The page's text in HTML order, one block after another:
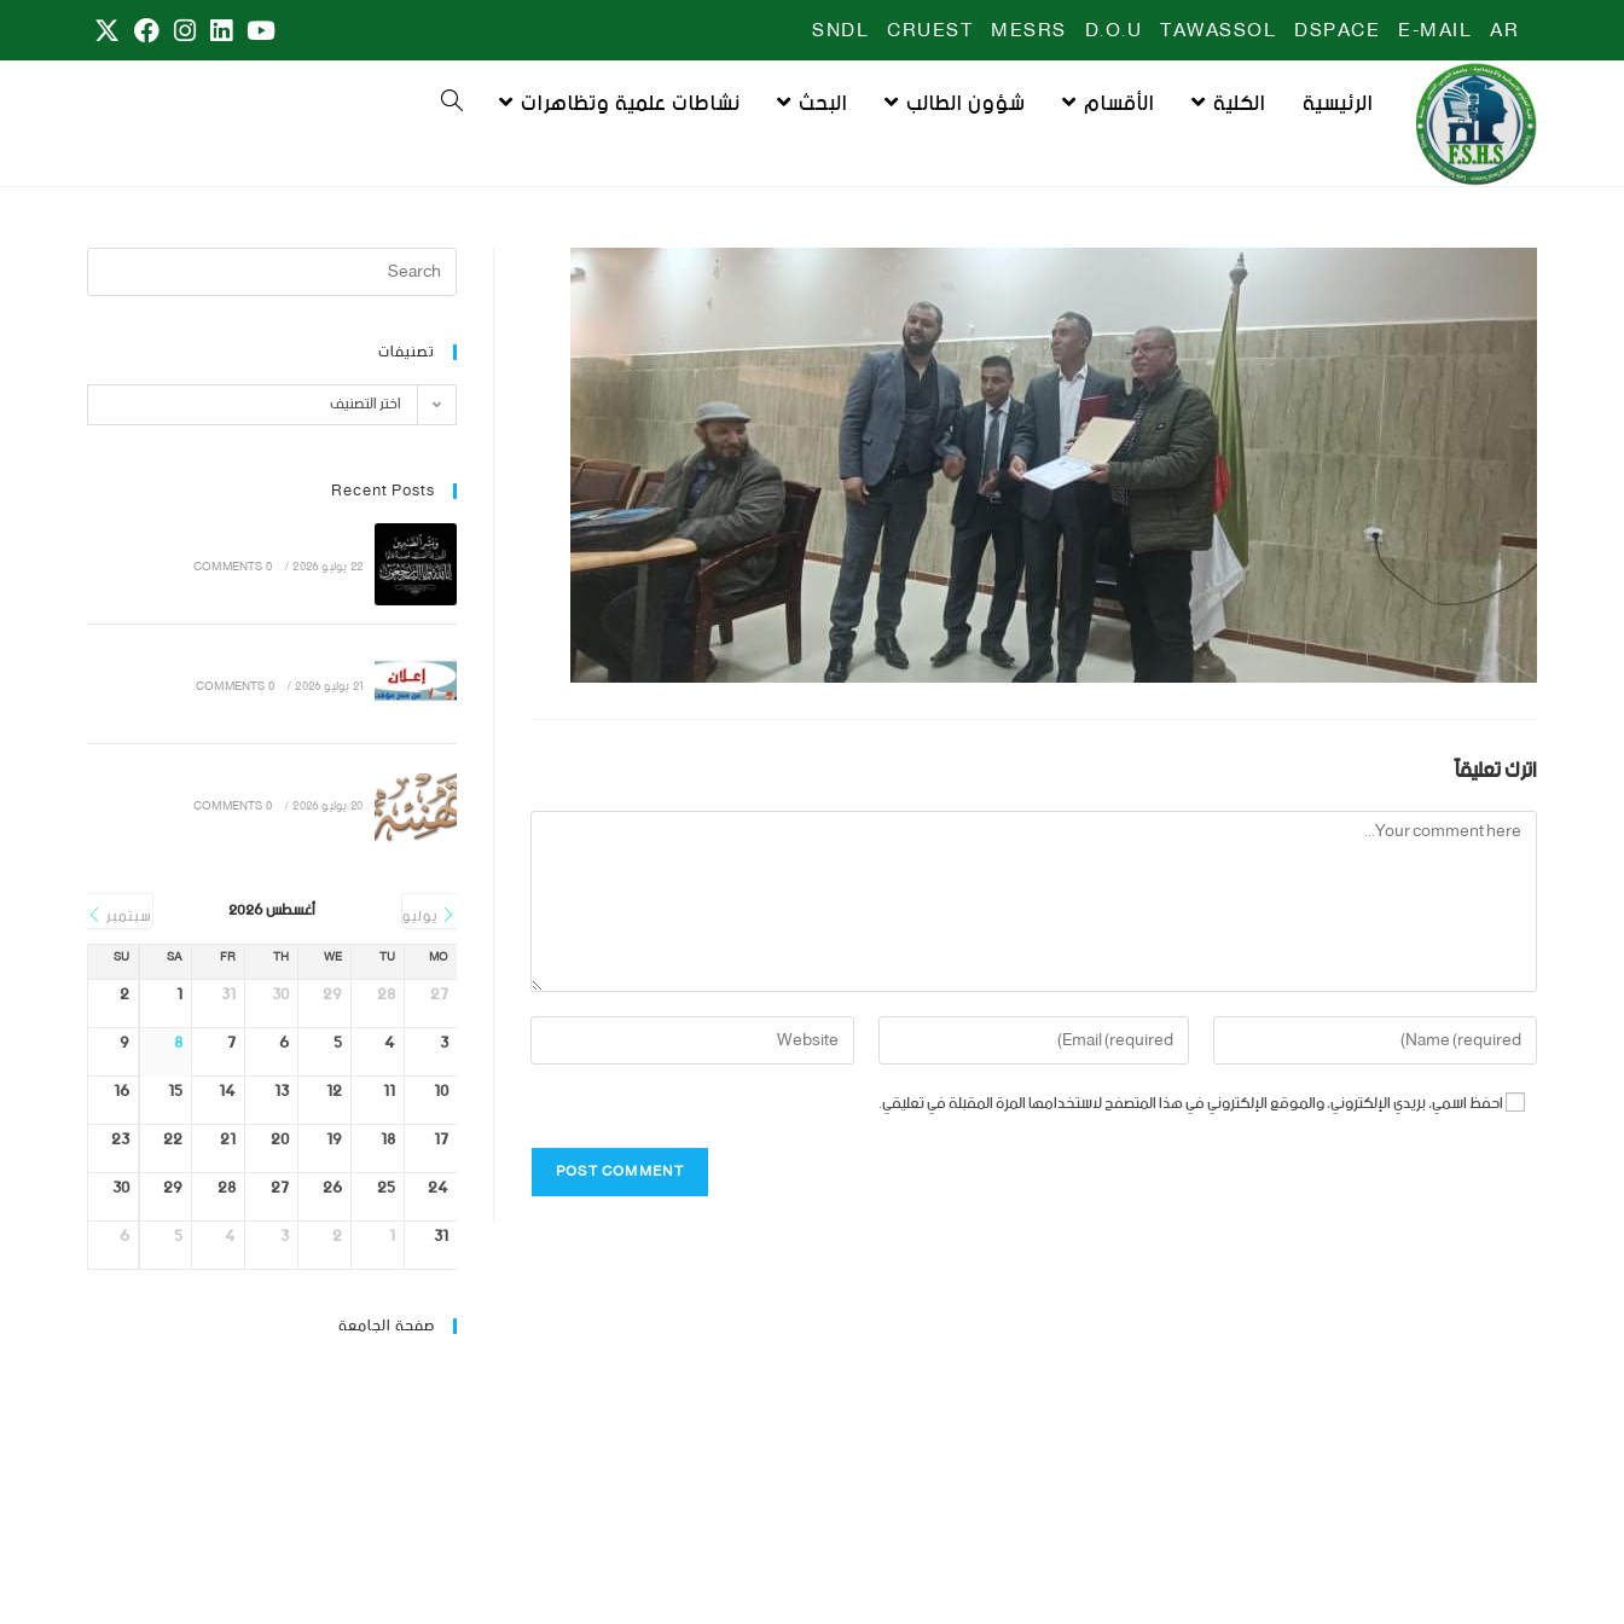
AR
E-MAIL
DSPACE
TAWASSOL
D.O.U
MESRS
CRUEST
SNDL
الرئيسية الكلية الأقسام شؤون الطالب البحث نشاطات علمية وتظاهرات
اترك تعليقاً
احفظ اسمي، بريدي الإلكتروني، والموقع الإلكتروني في هذا المتصفح لاستخدامها المرة المقبلة في تعليقي.
تصنيفات
اختر التصنيف
Recent Posts
22 يوليو 2026 /
0 COMMENTS
21 يوليو 2026 /
0 COMMENTS
20 يوليو 2026 /
0 COMMENTS
يوليو أغسطس 2026 سبتمبر
MO
TU
WE
TH
FR
SA
SU
27
28
29
30
31
1
2
3
4
5
6
7
8
9
10
11
12
13
14
15
16
17
18
19
20
21
22
23
24
25
26
27
28
29
30
31
1
2
3
4
5
6
صفحة الجامعة